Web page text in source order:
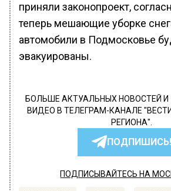
приняли законопроект,
теперь мешающие уборке
автомобили в Подмосковье
эвакуированы.
БОЛЬШЕ АКТУАЛЬНЫХ НОВОСТЕЙ
ВИДЕО В ТЕЛЕГРАМ-КАНАЛЕ
РЕГИОНА".
ПОДПИШИСЬ!
ПОДПИСЫВАЙТЕСЬ НА